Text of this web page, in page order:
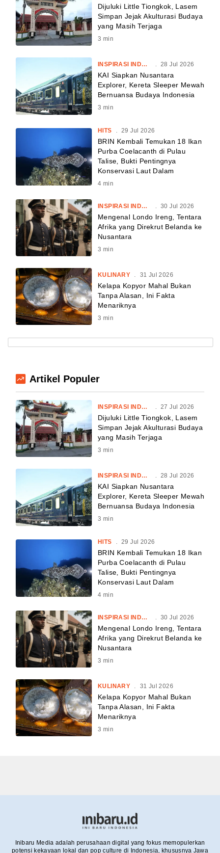
Dijuluki Little Tiongkok, Lasem
Simpan Jejak Akulturasi Budaya
yang Masih Terjaga
3 min
INSPIRASI INDONESIA . 28 Jul 2026
KAI Siapkan Nusantara
Explorer, Kereta Sleeper Mewah
Bernuansa Budaya Indonesia
3 min
HITS 29 Jul 2026
BRIN Kembali Temukan 18 Ikan
Purba Coelacanth di Pulau
Talise, Bukti Pentingnya
Konservasi Laut Dalam
4 min
INSPIRASI INDONESIA 30 Jul 2026
Mengenal Londo Ireng, Tentara
Afrika yang Direkrut Belanda ke
Nusantara
3 min
KULINARY . 31 Jul 2026
Kelapa Kopyor Mahal Bukan
Tanpa Alasan, Ini Fakta
Menariknya
3 min
Artikel Populer
INSPIRASI INDONESIA . 27 Jul 2026
Dijuluki Little Tiongkok, Lasem
Simpan Jejak Akulturasi Budaya
yang Masih Terjaga
3 min
INSPIRASI INDONESIA . 28 Jul 2026
KAI Siapkan Nusantara
Explorer, Kereta Sleeper Mewah
Bernuansa Budaya Indonesia
3 min
HITS 29 Jul 2026
BRIN Kembali Temukan 18 Ikan
Purba Coelacanth di Pulau
Talise, Bukti Pentingnya
Konservasi Laut Dalam
4 min
INSPIRASI INDONESIA 30 Jul 2026
Mengenal Londo Ireng, Tentara
Afrika yang Direkrut Belanda ke
Nusantara
3 min
KULINARY . 31 Jul 2026
Kelapa Kopyor Mahal Bukan
Tanpa Alasan, Ini Fakta
Menariknya
3 min
Inibaru Media adalah perusahaan digital yang fokus memopulerkan
potensi kekayaan lokal dan pop culture di Indonesia, khususnya Jawa